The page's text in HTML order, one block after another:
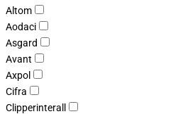
Altom
Aodaci
Asgard
Avant
Axpol
Cifra
Clipperinterall